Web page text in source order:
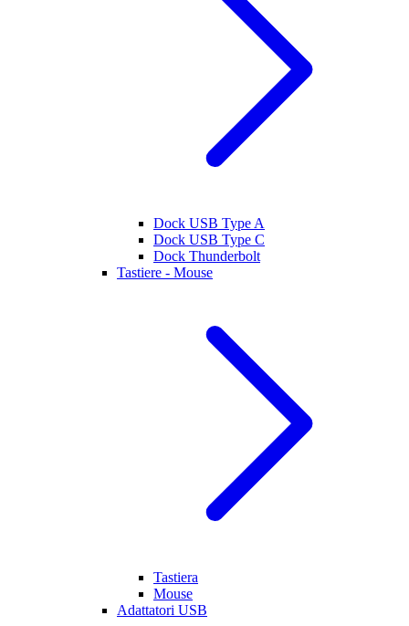
Dock USB Type A
Dock USB Type C
Dock Thunderbolt
Tastiere - Mouse
Tastiera
Mouse
Adattatori USB